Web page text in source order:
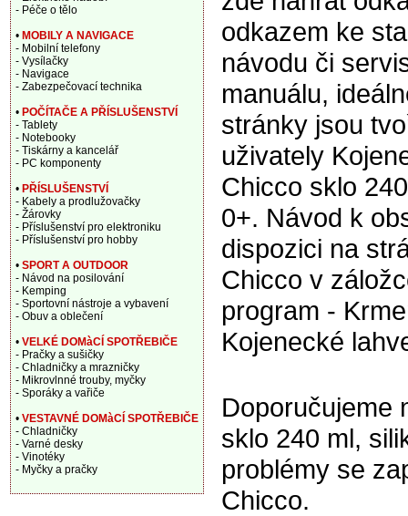
odkazem ke
návodu či
manuálu,
stránky jsou
uživately
Chicco sklo
0+. Návod k
dispozici na
Chicco v
program -
Kojenecké
Doporučujeme
sklo 240 ml,
problémy se
Chicco.
- Péče o tělo
• MOBILY A NAVIGACE
- Mobilní telefony
- Vysílačky
- Navigace
- Zabezpečovací technika
• POČÍTAČE A PŘÍSLUŠENSTVÍ
- Tablety
- Notebooky
- Tiskárny a kancelář
- PC komponenty
• PŘÍSLUŠENSTVÍ
- Kabely a prodlužovačky
- Žárovky
- Příslušenství pro elektroniku
- Příslušenství pro hobby
• SPORT A OUTDOOR
- Návod na posilování
- Kemping
- Sportovní nástroje a vybavení
- Obuv a oblečení
• VELKÉ DOMàCÍ SPOTŘEBIČE
- Pračky a sušičky
- Chladničky a mrazničky
- Mikrovlnné trouby, myčky
- Sporáky a vařiče
• VESTAVNÉ DOMàCÍ SPOTŘEBIČE
- Chladničky
- Varné desky
- Vinotéky
- Myčky a pračky